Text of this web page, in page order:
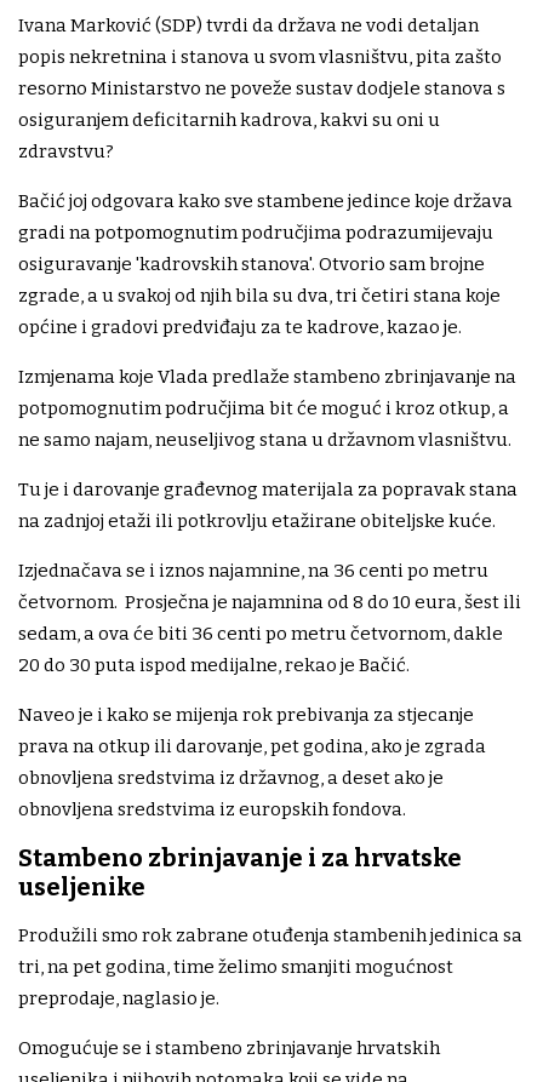
Ivana Marković (SDP) tvrdi da država ne vodi detaljan
popis nekretnina i stanova u svom vlasništvu, pita zašto
resorno Ministarstvo ne poveže sustav dodjele stanova s
osiguranjem deficitarnih kadrova, kakvi su oni u
zdravstvu?
Bačić joj odgovara kako sve stambene jedince koje država
gradi na potpomognutim područjima podrazumijevaju
osiguravanje 'kadrovskih stanova'. Otvorio sam brojne
zgrade, a u svakoj od njih bila su dva, tri četiri stana koje
općine i gradovi predviđaju za te kadrove, kazao je.
Izmjenama koje Vlada predlaže stambeno zbrinjavanje na
potpomognutim područjima bit će moguć i kroz otkup, a
ne samo najam, neuseljivog stana u državnom vlasništvu.
Tu je i darovanje građevnog materijala za popravak stana
na zadnjoj etaži ili potkrovlju etažirane obiteljske kuće.
Izjednačava se i iznos najamnine, na 36 centi po metru
četvornom. Prosječna je najamnina od 8 do 10 eura, šest ili
sedam, a ova će biti 36 centi po metru četvornom, dakle
20 do 30 puta ispod medijalne, rekao je Bačić.
Naveo je i kako se mijenja rok prebivanja za stjecanje
prava na otkup ili darovanje, pet godina, ako je zgrada
obnovljena sredstvima iz državnog, a deset ako je
obnovljena sredstvima iz europskih fondova.
Stambeno zbrinjavanje i za hrvatske
useljenike
Produžili smo rok zabrane otuđenja stambenih jedinica sa
tri, na pet godina, time želimo smanjiti mogućnost
preprodaje, naglasio je.
Omogućuje se i stambeno zbrinjavanje hrvatskih